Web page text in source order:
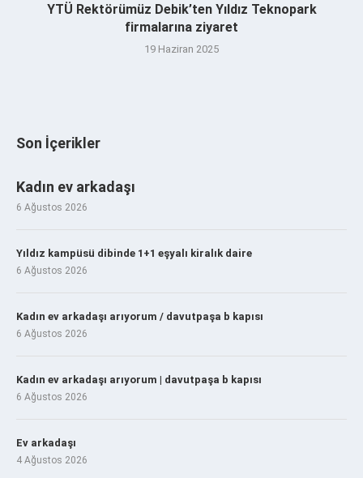
YTÜ Rektörümüz Debik’ten Yıldız Teknopark
firmalarına ziyaret
19 Haziran 2025
Son İçerikler
Kadın ev arkadaşı
6 Ağustos 2026
Yıldız kampüsü dibinde 1+1 eşyalı kiralık daire
6 Ağustos 2026
Kadın ev arkadaşı arıyorum / davutpaşa b kapısı
6 Ağustos 2026
Kadın ev arkadaşı arıyorum | davutpaşa b kapısı
6 Ağustos 2026
Ev arkadaşı
4 Ağustos 2026